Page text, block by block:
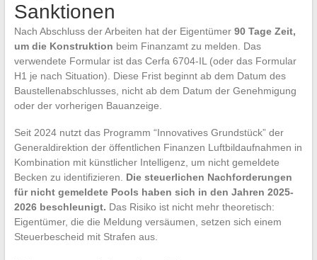
Sanktionen
Nach Abschluss der Arbeiten hat der Eigentümer 90 Tage Zeit,
um die Konstruktion beim Finanzamt zu melden. Das
verwendete Formular ist das Cerfa 6704-IL (oder das Formular
H1 je nach Situation). Diese Frist beginnt ab dem Datum des
Baustellenabschlusses, nicht ab dem Datum der Genehmigung
oder der vorherigen Bauanzeige.
Seit 2024 nutzt das Programm “Innovatives Grundstück” der
Generaldirektion der öffentlichen Finanzen Luftbildaufnahmen in
Kombination mit künstlicher Intelligenz, um nicht gemeldete
Becken zu identifizieren. Die steuerlichen Nachforderungen
für nicht gemeldete Pools haben sich in den Jahren 2025-
2026 beschleunigt. Das Risiko ist nicht mehr theoretisch:
Eigentümer, die die Meldung versäumen, setzen sich einem
Steuerbescheid mit Strafen aus.